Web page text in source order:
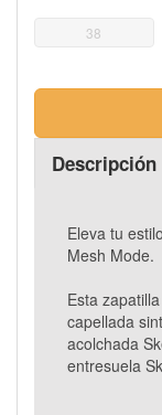
38
Descripción
Eleva tu
Mesh Mode.
Esta
capellada
acolchada
entresuela